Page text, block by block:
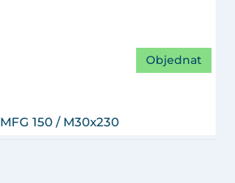
MFG 150 / M30x230
Objednat